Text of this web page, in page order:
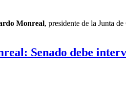
Monreal, presidente de la Junta
Senado debe